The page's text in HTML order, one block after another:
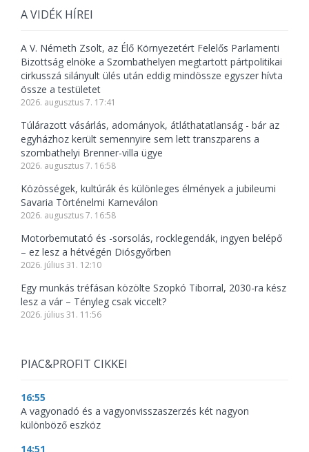
A VIDÉK HÍREI
A V. Németh Zsolt, az Élő Környezetért Felelős Parlamenti
Bizottság elnöke a Szombathelyen megtartott pártpolitikai
cirkusszá silányult ülés után eddig mindössze egyszer hívta
össze a testületet
2026. augusztus 7. 17:41
Túlárazott vásárlás, adományok, átláthatatlanság - bár az
egyházhoz került semennyire sem lett transzparens a
szombathelyi Brenner-villa ügye
2026. augusztus 7. 16:58
Közösségek, kultúrák és különleges élmények a jubileumi
Savaria Történelmi Karneválon
2026. augusztus 7. 16:58
Motorbemutató és -sorsolás, rocklegendák, ingyen belépő
– ez lesz a hétvégén Diósgyőrben
2026. július 31. 12:10
Egy munkás tréfásan közölte Szopkó Tiborral, 2030-ra kész
lesz a vár – Tényleg csak viccelt?
2026. július 31. 11:56
PIAC&PROFIT CIKKEI
16:55
A vagyonadó és a vagyonvisszaszerzés két nagyon
különböző eszköz
14:51